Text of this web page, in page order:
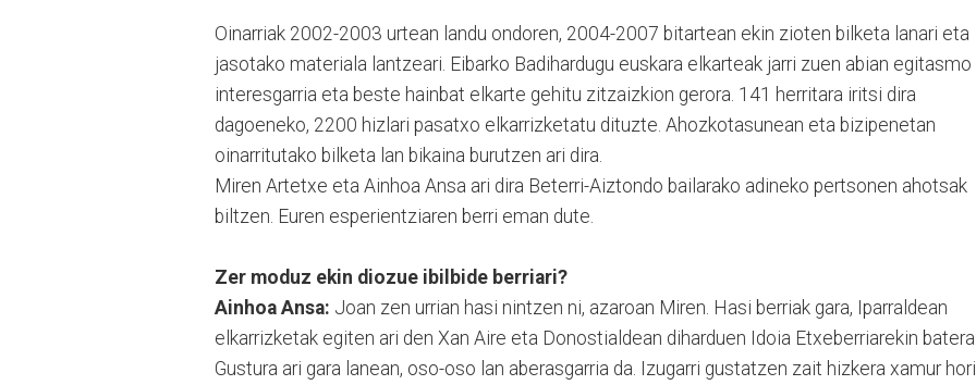
Oinarriak 2002-2003 urtean landu ondoren, 2004-2007 bitartean ekin zioten bilketa lanari eta
jasotako materiala lantzeari. Eibarko Badihardugu euskara elkarteak jarri zuen abian egitasmo
interesgarria eta beste hainbat elkarte gehitu zitzaizkion gerora. 141 herritara iritsi dira
dagoeneko, 2200 hizlari pasatxo elkarrizketatu dituzte. Ahozkotasunean eta bizipenetan
oinarritutako bilketa lan bikaina burutzen ari dira.
Miren Artetxe eta Ainhoa Ansa ari dira Beterri-Aiztondo bailarako adineko pertsonen ahotsak
biltzen. Euren esperientziaren berri eman dute.
Zer moduz ekin diozue ibilbide berriari?
Ainhoa Ansa: Joan zen urrian hasi nintzen ni, azaroan Miren. Hasi berriak gara, Iparraldean
elkarrizketak egiten ari den Xan Aire eta Donostialdean diharduen Idoia Etxeberriarekin batera.
Gustura ari gara lanean, oso-oso lan aberasgarria da. Izugarri gustatzen zait hizkera xamur hori